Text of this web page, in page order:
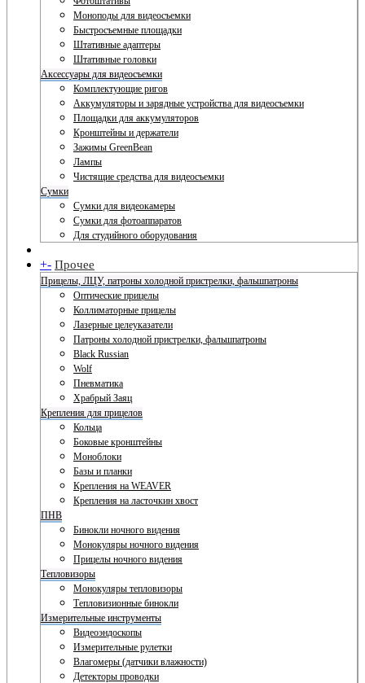
Моноподы для видеосъемки
Быстросъемные площадки
Штативные адаптеры
Штативные головки
Аксессуары для видеосъемки
Комплектующие ригов
Аккумуляторы и зарядные устройства для видеосъемки
Площадки для аккумуляторов
Кронштейны и держатели
Зажимы GreenBean
Лампы
Чистящие средства для видеосъемки
Сумки
Сумки для видеокамеры
Сумки для фотоаппаратов
Для студийного оборудования
+- Прочее
Прицелы, ЛЦУ, патроны холодной пристрелки, фальшпатроны
Оптические прицелы
Коллиматорные прицелы
Лазерные целеуказатели
Патроны холодной пристрелки, фальшпатроны
Black Russian
Wolf
Пневматика
Храбрый Заяц
Крепления для прицелов
Кольца
Боковые кронштейны
Моноблоки
Базы и планки
Крепления на WEAVER
Крепления на ласточкин хвост
ПНВ
Бинокли ночного видения
Монокуляры ночного видения
Прицелы ночного видения
Тепловизоры
Монокуляры тепловизоры
Тепловизионные бинокли
Измерительные инструменты
Видеоэндоскопы
Измерительные рулетки
Влагомеры (датчики влажности)
Детекторы проводки